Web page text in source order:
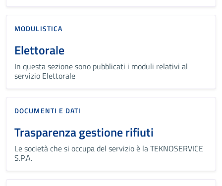
MODULISTICA
Elettorale
In questa sezione sono pubblicati i moduli relativi al
servizio Elettorale
DOCUMENTI E DATI
Trasparenza gestione rifiuti
Le società che si occupa del servizio è la TEKNOSERVICE
S.P.A.